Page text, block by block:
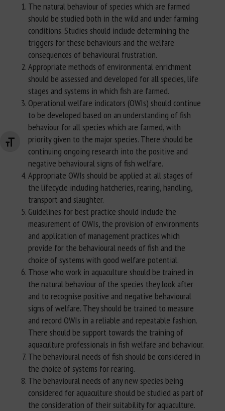
Changer la taille de la police
The natural behaviour of species which are farmed
should be studied both in the wild and under farming
conditions. Studies should include determining the
triggers for these behaviours and the welfare
consequences of behavioural frustration.
Appropriate methods of environmental enrichment
should be assessed and developed for all species, life
stages and systems in which fish are farmed.
Operational welfare indicators (OWIs) should continue
to be developed based on an understanding of fish
behaviour for all species which are farmed, with
priority given to the major species. There should be
continuing ongoing research into the positive and
negative behavioural signs of fish welfare.
Appropriate OWIs should be applied at all stages of
the lifecycle including hatcheries, rearing, handling,
transport and slaughter.
Guidelines for best practice should include the
measurement of OWIs, the provision of environments
and application of management practices which
provide for the behavioural needs of fish and the
choice of systems with good welfare potential.
Those who work in aquaculture should be trained in
the natural behaviour of the species they look after
and to recognise positive and negative behavioural
signs of welfare. They should be trained to measure
and record OWIs in a reliable and repeatable fashion.
There should be support towards the training of
aquaculture professionals in fish welfare and behaviour.
The behavioural needs of fish should be considered in
the choice of systems for rearing.
The behavioural needs of any new species being
considered for aquaculture should be studied as part of
the consideration of their suitability for aquaculture.